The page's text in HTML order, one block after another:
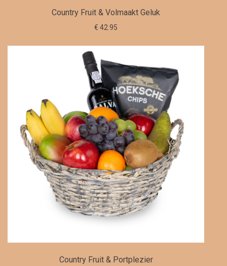
Country Fruit & Volmaakt Geluk
€ 42.95
Country Fruit & Portplezier